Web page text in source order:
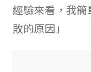
經驗來看，我
敗的原因」